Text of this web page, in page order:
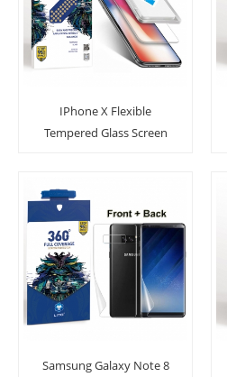
IPhone X Flexible
Tempered Glass Screen
Samsung Galaxy Note 8